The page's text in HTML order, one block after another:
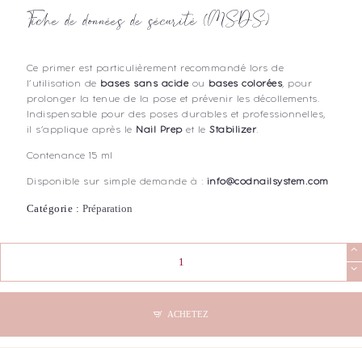
Fiche de données de sécurité (MSDS)
Ce primer est particulièrement recommandé lors de
l’utilisation de
bases sans acideou bases colorées, pour
prolonger la tenue de la pose et prévenir les décollements.
Indispensable pour des poses durables et professionnelles,
il s’applique après le
Nail Prepet le Stabilizer.
Contenance 15 ml
Disponible sur simple demande à : info@codnailsystem.com
Catégorie : Préparation
COD
ACHETEZ